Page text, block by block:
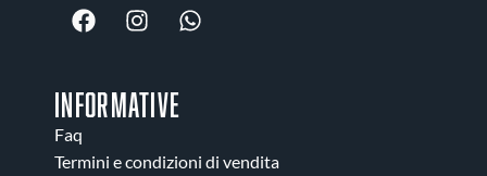
INFORMATIVE
Faq
Termini e condizioni di vendita